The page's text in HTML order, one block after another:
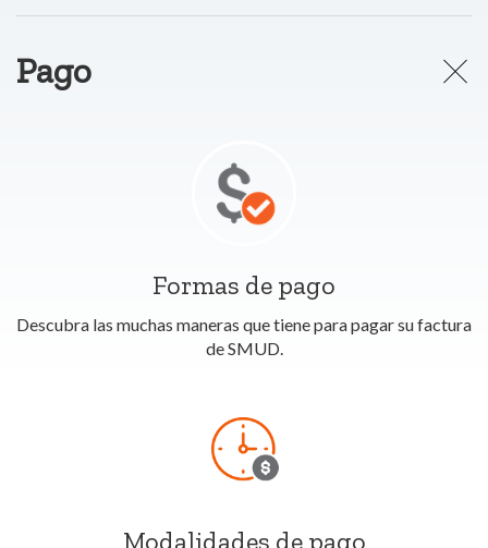
Pago
Formas de pago
Descubra las muchas maneras que tiene para pagar su factura
de SMUD.
Modalidades de pago